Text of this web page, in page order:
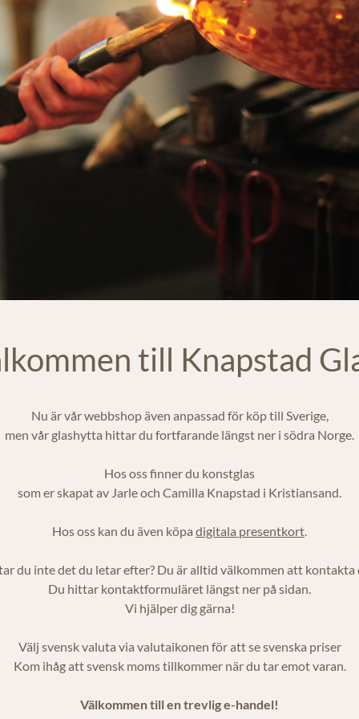
till Knapstad
Nu är vår webbshop även anpassad för köp till Sverige,
men vår glashytta hittar du fortfarande längst ner i södra Norge.
Hos oss finner du konstglas
som er skapat av Jarle och Camilla Knapstad i Kristiansand.
Hos oss kan du även köpa digitala presentkort.
du inte det du letar efter? Du är alltid välkommen att kontakta
Du hittar kontaktformuläret längst ner på sidan.
Vi hjälper dig gärna!
Välj svensk valuta via valutaikonen för att se svenska priser
Kom ihåg att svensk moms tillkommer när du tar emot varan.
Välkommen till en trevlig e-handel!